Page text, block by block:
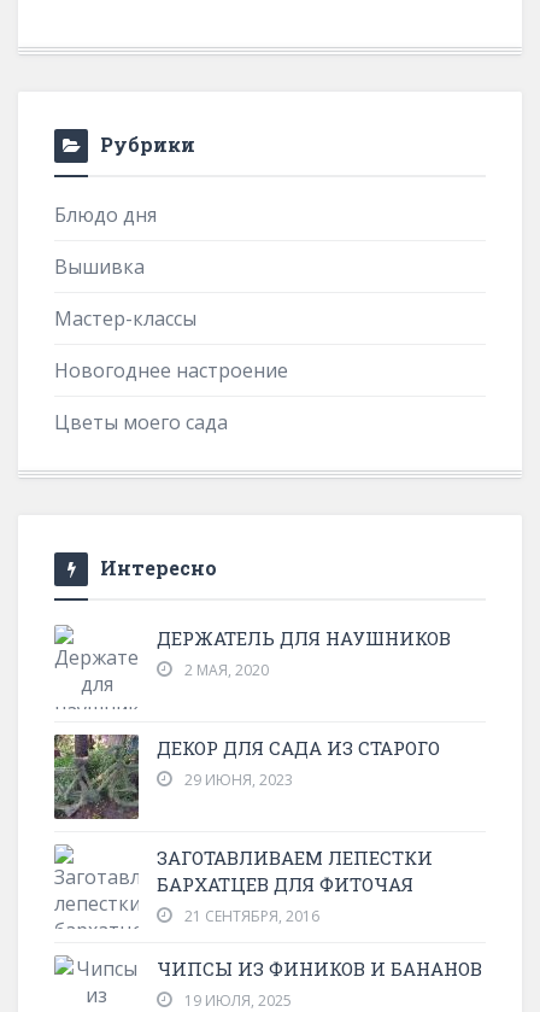
Рубрики
Блюдо дня
Вышивка
Мастер-классы
Новогоднее настроение
Цветы моего сада
Интересно
ДЕРЖАТЕЛЬ ДЛЯ НАУШНИКОВ
2 МАЯ, 2020
ДЕКОР ДЛЯ САДА ИЗ СТАРОГО
29 ИЮНЯ, 2023
ЗАГОТАВЛИВАЕМ ЛЕПЕСТКИ
БАРХАТЦЕВ ДЛЯ ФИТОЧАЯ
21 СЕНТЯБРЯ, 2016
ЧИПСЫ ИЗ ФИНИКОВ И БАНАНОВ
19 ИЮЛЯ, 2025